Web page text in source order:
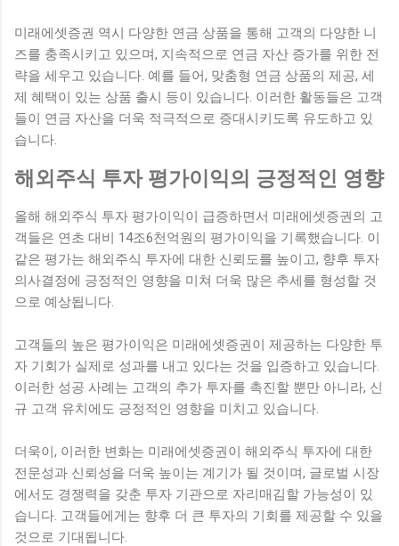
미래에셋증권 역시 다양한 연금 상품을 통해 고객의 다양한 니
즈를 충족시키고 있으며, 지속적으로 연금 자산 증가를 위한 전
략을 세우고 있습니다. 예를 들어, 맞춤형 연금 상품의 제공, 세
제 혜택이 있는 상품 출시 등이 있습니다. 이러한 활동들은 고객
들이 연금 자산을 더욱 적극적으로 증대시키도록 유도하고 있
습니다.
해외주식 투자 평가이익의 긍정적인 영향
올해 해외주식 투자 평가이익이 급증하면서 미래에셋증권의 고
객들은 연초 대비 14조6천억원의 평가이익을 기록했습니다. 이
같은 평가는 해외주식 투자에 대한 신뢰도를 높이고, 향후 투자
의사결정에 긍정적인 영향을 미쳐 더욱 많은 추세를 형성할 것
으로 예상됩니다.
고객들의 높은 평가이익은 미래에셋증권이 제공하는 다양한 투
자 기회가 실제로 성과를 내고 있다는 것을 입증하고 있습니다.
이러한 성공 사례는 고객의 추가 투자를 촉진할 뿐만 아니라, 신
규 고객 유치에도 긍정적인 영향을 미치고 있습니다.
더욱이, 이러한 변화는 미래에셋증권이 해외주식 투자에 대한
전문성과 신뢰성을 더욱 높이는 계기가 될 것이며, 글로벌 시장
에서도 경쟁력을 갖춘 투자 기관으로 자리매김할 가능성이 있
습니다. 고객들에게는 향후 더 큰 투자의 기회를 제공할 수 있을
것으로 기대됩니다.